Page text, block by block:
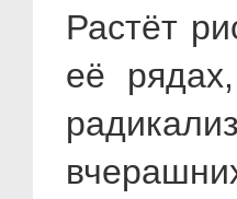
Растёт
её